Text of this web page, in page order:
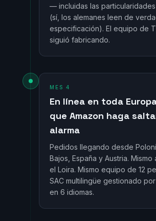
— incluidas las
(sí, los alemanes leen de
especificación). El equipo de
siguió fabricando.
MES 4
En línea en toda
que Amazon haga
alarma
Pedidos llegando desde
Bajos, España y Austria. Mismo
el Loira. Mismo equipo de 12
SAC multilingüe gestionado
en 6 idiomas.